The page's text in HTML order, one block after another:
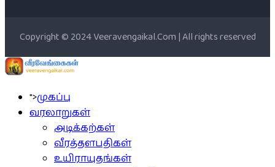
Copyright © 2024 Veeravengaikal.Com | All rights reserved
">முகப்பு
வரலாறுகள்
அடிக்கற்கள்
வீரத்தளபதிகள்
உயிராயுதங்கள்